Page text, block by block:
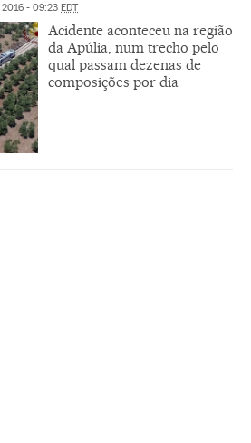
2016 - 09:23 EDT
Acidente aconteceu na região
da Apúlia, num trecho pelo
qual passam dezenas de
composições por dia